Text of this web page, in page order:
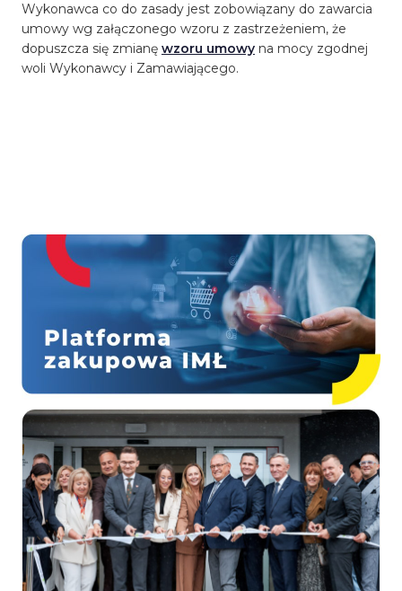
Wykonawca co do zasady jest zobowiązany do zawarcia
umowy wg załączonego wzoru z zastrzeżeniem, że
dopuszcza się zmianę wzoru umowyna mocy zgodnej
woli Wykonawcy i Zamawiającego.